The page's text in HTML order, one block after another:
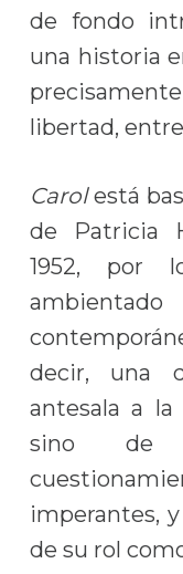
de fondo
una historia
libertad,
Carolestá
de Patricia
1952, por
decir, una
antesala a la
sino de
imperantes,
de su rol